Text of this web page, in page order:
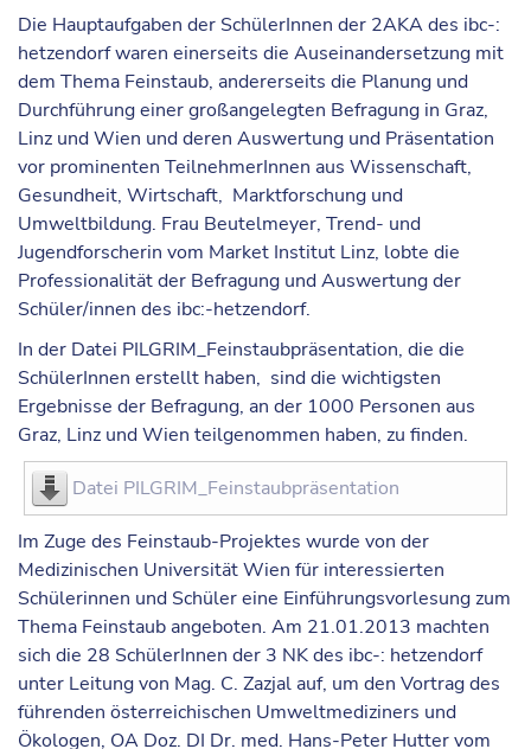
Die Hauptaufgaben der SchülerInnen der 2AKA des ibc-:
hetzendorf waren einerseits die Auseinandersetzung mit
dem Thema Feinstaub, andererseits die Planung und
Durchführung einer großangelegten Befragung in Graz,
Linz und Wien und deren Auswertung und Präsentation
vor prominenten TeilnehmerInnen aus Wissenschaft,
Gesundheit, Wirtschaft, Marktforschung und
Umweltbildung. Frau Beutelmeyer, Trend- und
Jugendforscherin vom Market Institut Linz, lobte die
Professionalität der Befragung und Auswertung der
Schüler/innen des ibc:-hetzendorf.
In der Datei PILGRIM_Feinstaubpräsentation, die die
SchülerInnen erstellt haben, sind die wichtigsten
Ergebnisse der Befragung, an der 1000 Personen aus
Graz, Linz und Wien teilgenommen haben, zu finden.
Datei PILGRIM_Feinstaubpräsentation
Im Zuge des Feinstaub-Projektes wurde von der
Medizinischen Universität Wien für interessierten
Schülerinnen und Schüler eine Einführungsvorlesung zum
Thema Feinstaub angeboten. Am 21.01.2013 machten
sich die 28 SchülerInnen der 3 NK des ibc-: hetzendorf
unter Leitung von Mag. C. Zazjal auf, um den Vortrag des
führenden österreichischen Umweltmediziners und
Ökologen, OA Doz. DI Dr. med. Hans-Peter Hutter vom